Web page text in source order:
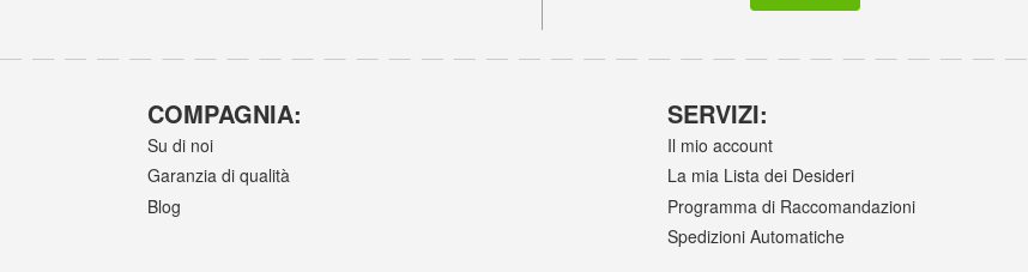
COMPAGNIA:
Su di noi
Garanzia di qualità
Blog
SERVIZI:
Il mio account
La mia Lista dei Desideri
Programma di Raccomandazioni
Spedizioni Automatiche